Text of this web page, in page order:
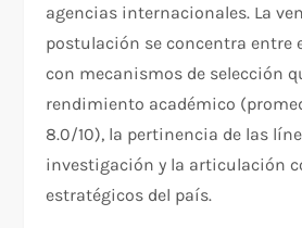
agencias internacionales. La
postulación se concentra entre
con mecanismos de selección
rendimiento académico
8.0/10), la pertinencia de las
investigación y la articulación
estratégicos del país.